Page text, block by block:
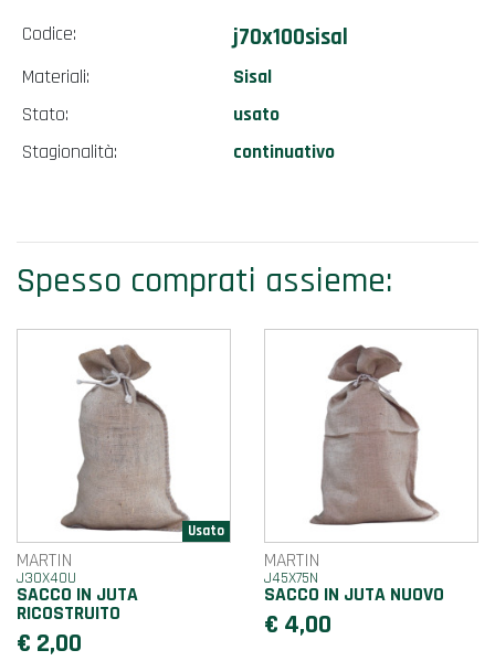
Codice: j70x100sisal
Materiali:
Sisal
Stato:
usato
Stagionalità:
continuativo
Spesso comprati assieme:
MARTIN
J30X40U
SACCO IN JUTA
RICOSTRUITO
€ 2,00
MARTIN
J45X75N
SACCO IN JUTA NUOVO
€ 4,00